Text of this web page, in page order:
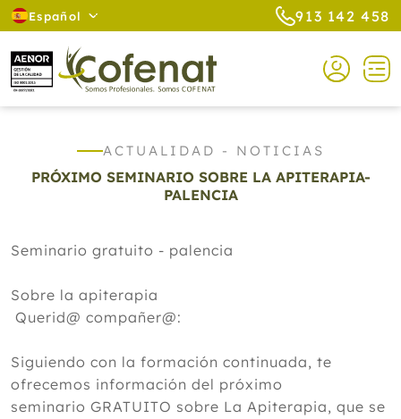
Español 913 142 458
ACTUALIDAD - NOTICIAS
PRÓXIMO SEMINARIO SOBRE LA APITERAPIA-
PALENCIA
Seminario gratuito - palencia
Sobre la apiterapia
Querid@ compañer@:
Siguiendo con la formación continuada, te
ofrecemos información del próximo
seminario GRATUITO sobre La Apiterapia, que se